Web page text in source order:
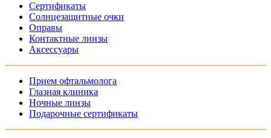
Сертификаты
Солнцезащитные очки
Оправы
Контактные линзы
Аксессуары
Прием офтальмолога
Глазная клиника
Ночные линзы
Подарочные сертификаты